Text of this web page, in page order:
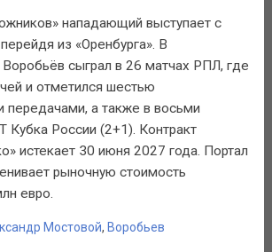
нападающий выступает с
из «Оренбурга». В
сыграл в 26 матчах РПЛ, где
и отметился шестью
передачами, а также в восьми
Кубка России (2+1). Контракт
истекает 30 июня 2027 года. Портал
рыночную стоимость
евро.
Мостовой, Воробьев